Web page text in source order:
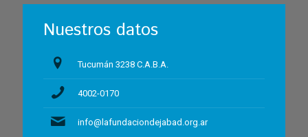
Nuestros datos
Tucumán 3238 C.A.B.A.
4002-0170
info@lafundaciondejabad.org.ar